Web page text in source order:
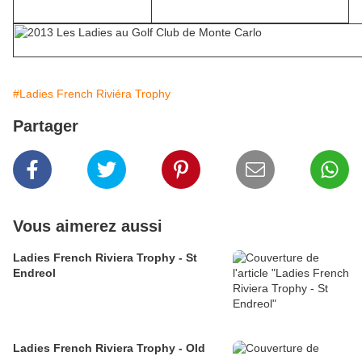
#Ladies French Riviéra Trophy
Partager
Vous aimerez aussi
Ladies French Riviera Trophy - St
Endreol
Ladies French Riviera Trophy - Old